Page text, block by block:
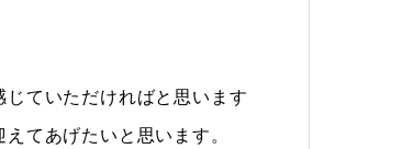
ていただければと思います
てあげたいと思います。